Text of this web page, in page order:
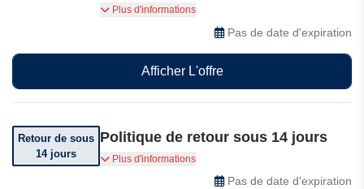
Collection Premium : découvrez nos couteaux
Deejo plaqués or et finitions exclusives – à partir
Plus d'informations
Pas de date d'expiration
Afficher L'offre
Retour de sous
14 jours
Politique de retour sous 14 jours
Vous pouvez retourner votre commande sous 14
Plus d'informations
Pas de date d'expiration